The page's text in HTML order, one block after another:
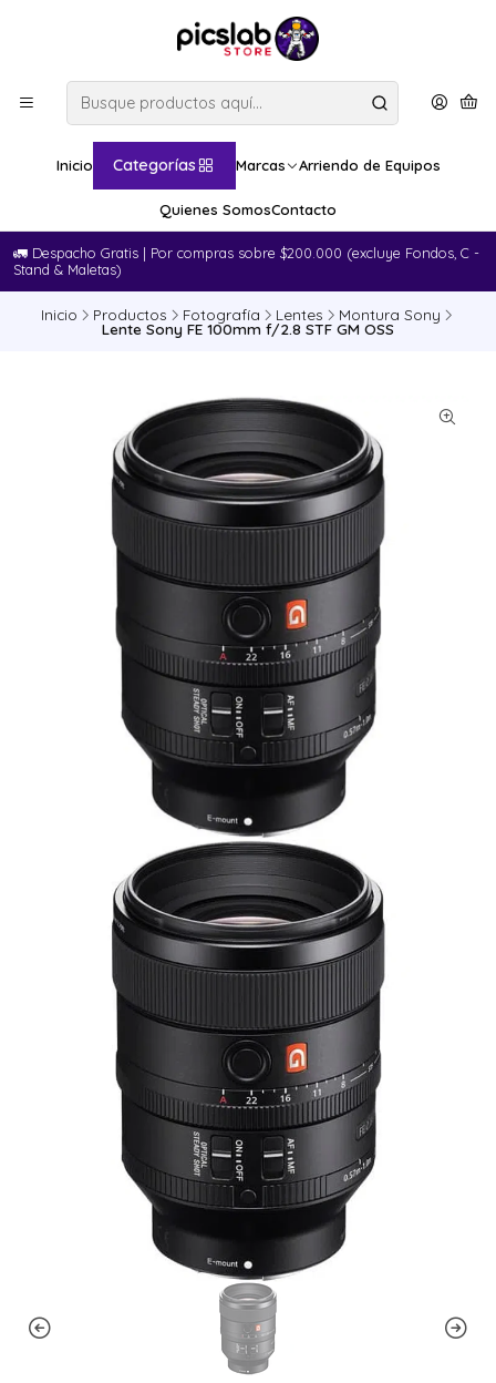
Inicio Categorías Marcas Arriendo de Equipos
Quienes SomosContacto
🚛​ Despacho Gratis | Por compras sobre $200.000 (excluye Fondos, C -
Stand & Maletas)
Inicio Productos Fotografía Lentes Montura Sony
Lente Sony FE 100mm f/2.8 STF GM OSS